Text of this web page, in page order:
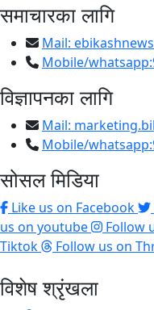
समाचारका लागि
Mail:
Mobile/
विज्ञापनका लागि
Mail:
Mobile/
सोसल मिडिया
Like us on Facebook
us on youtube
Follow
Tiktok
Follow us on
विशेष श्रृंखला